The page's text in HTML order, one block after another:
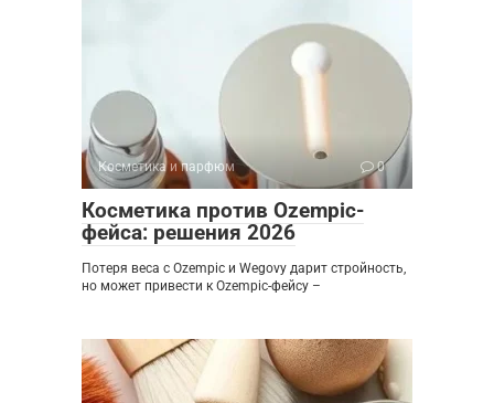
Косметика и парфюм 0
Косметика против Ozempic-
фейса: решения 2026
Потеря веса с Ozempic и Wegovy дарит стройность,
но может привести к Ozempic-фейсу –